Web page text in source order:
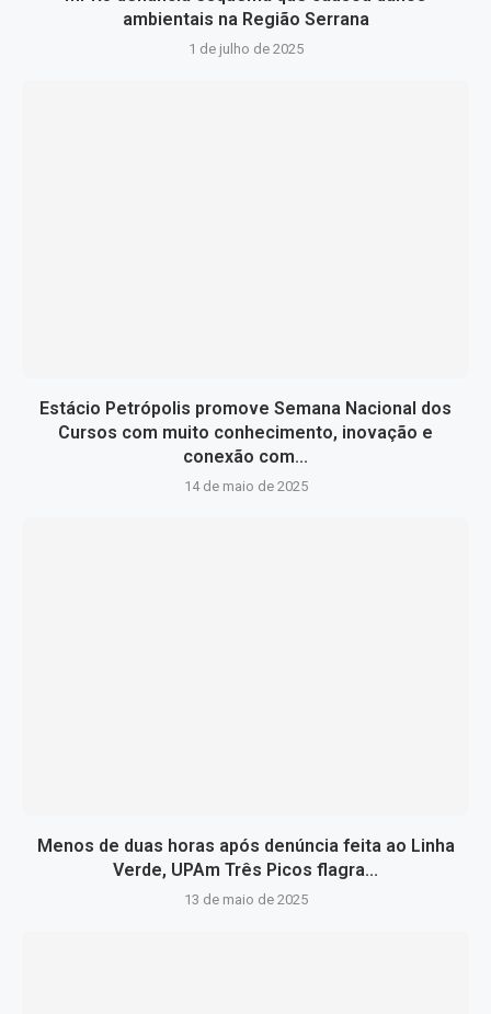
ambientais na Região Serrana
1 de julho de 2025
Estácio Petrópolis promove Semana Nacional dos
Cursos com muito conhecimento, inovação e
conexão com...
14 de maio de 2025
Menos de duas horas após denúncia feita ao Linha
Verde, UPAm Três Picos flagra...
13 de maio de 2025